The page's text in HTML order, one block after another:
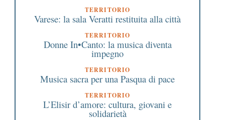
TERRITORIO
Varese: la sala Veratti restituita alla città
TERRITORIO
Donne In•Canto: la musica diventa
impegno
TERRITORIO
Musica sacra per una Pasqua di pace
TERRITORIO
L’Elisir d’amore: cultura, giovani e
solidarietà